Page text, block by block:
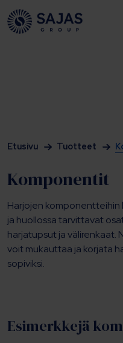
Siirry sisältöön
Etusivu Tuotteet
Komponentit
Harjojen komponentteihin
ja huollossa tarvittavat
harjatupsut ja välirenkaat.
voit mukauttaa ja korjata
sopiviksi.
Esimerkkejä